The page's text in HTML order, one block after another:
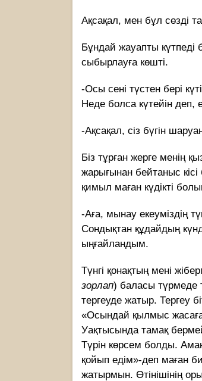
Ақсақал, мен бұл сөзді
Бұндай жауапты күтпеді
сыбырлауға көшті.
-Осы сені түстен бері
Неде болса күтейін деп,
-Ақсақал, сіз бүгін
Біз тұрған жерге менің
жарығынан бейтаныс
қимыл маған күдікті
-Аға, мынау екеуміздің
Сондықтан құдайдың
ыңғайландым.
Түнгі қонақтың мені
зорлап) баласы түрмеде
тергеуде жатыр. Тергеу
«Осындай қылмыс
Уақтысында тамақ
Түрін көрсем болды.
қойып едім»-деп маған
жатырмын. Өтінішінің